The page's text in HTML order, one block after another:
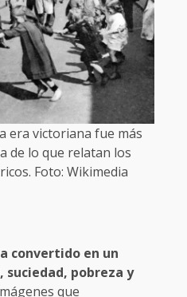
era victoriana fue más
de lo que relatan los
Foto: Wikimedia
convertido en un
suciedad, pobreza y
que